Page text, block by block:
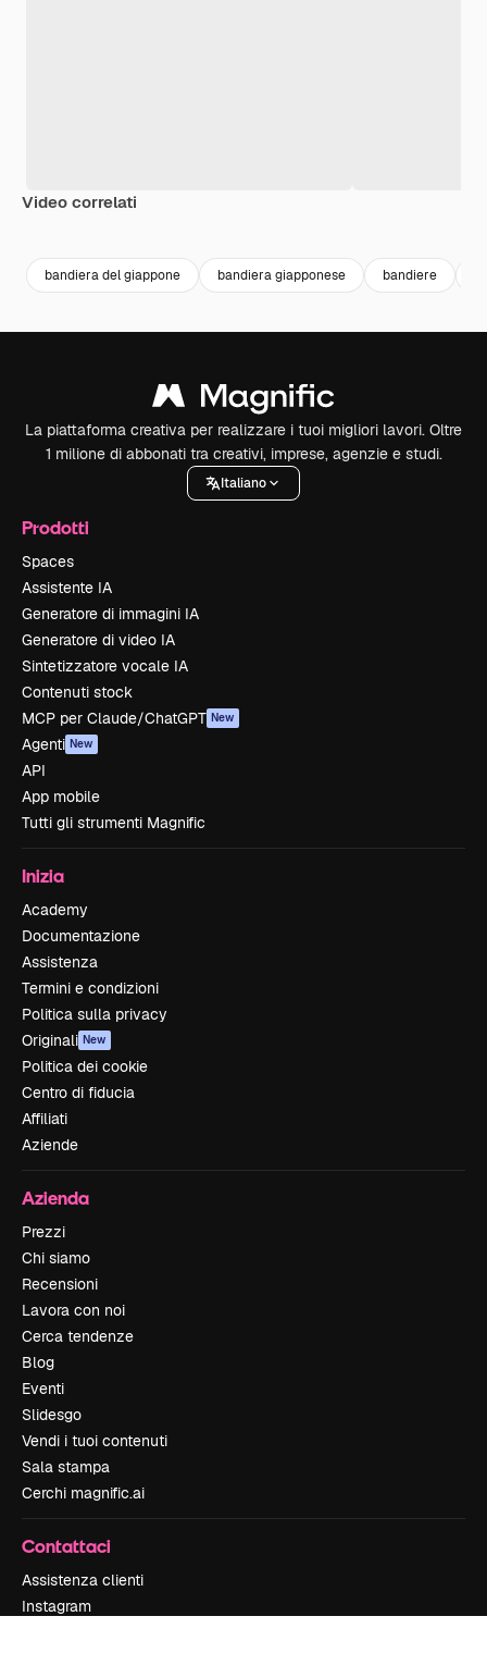
Video correlati
bandiera del giappone bandiera giapponese bandiere
La piattaforma creativa per realizzare i tuoi migliori lavori. Oltre
1 milione di abbonati tra creativi, imprese, agenzie e studi.
Italiano
Prodotti
Spaces
Assistente IA
Generatore di immagini IA
Generatore di video IA
Sintetizzatore vocale IA
Contenuti stock
MCP per Claude/ChatGPT New
Agenti New
API
App mobile
Tutti gli strumenti Magnific
Inizia
Academy
Documentazione
Assistenza
Termini e condizioni
Politica sulla privacy
Originali New
Politica dei cookie
Centro di fiducia
Affiliati
Aziende
Azienda
Prezzi
Chi siamo
Recensioni
Lavora con noi
Cerca tendenze
Blog
Eventi
Slidesgo
Vendi i tuoi contenuti
Sala stampa
Cerchi magnific.ai
Contattaci
Assistenza clienti
Instagram